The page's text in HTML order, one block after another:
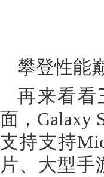
攀登性能
再来看看
面，Galaxy
支持支持
片、大型手